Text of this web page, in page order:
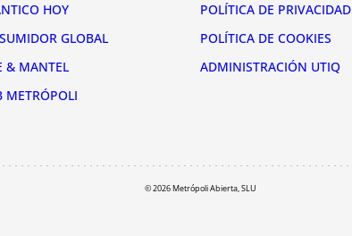
HOY
GLOBAL
& MANTEL
METRÓPOLI
POLÍTICA DE PRIVACIDAD
POLÍTICA DE COOKIES
ADMINISTRACIÓN UTIQ
© 2026 Metrópoli Abierta, SLU